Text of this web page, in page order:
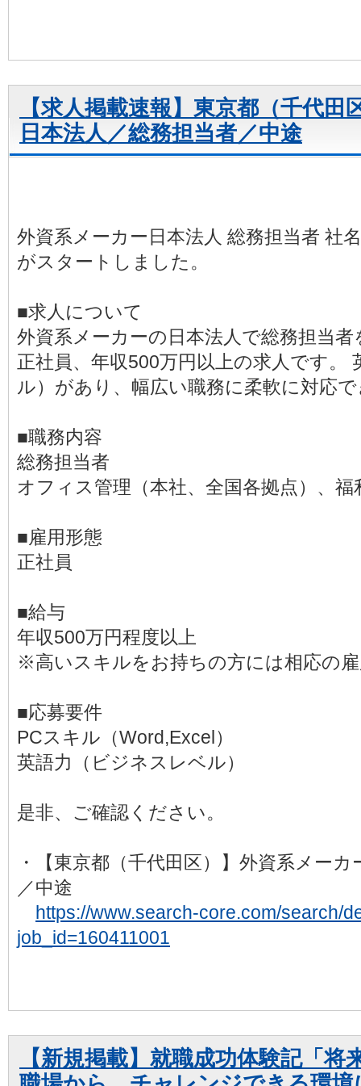
【求人掲載速報】東京都（千代田
日本法人／総務担当者／中途
外資系メーカー日本法人 総務担当者 社
がスタートしました。
■求人について
外資系メーカーの日本法人で総務担当
正社員、年収500万円以上の求人です。
ル）があり、幅広い職務に柔軟に対応
■職務内容
総務担当者
オフィス管理（本社、全国各拠点）、
■雇用形態
正社員
■給与
年収500万円程度以上
※高いスキルをお持ちの方には相応の
■応募要件
PCスキル（Word,Excel）
英語力（ビジネスレベル）
是非、ご確認ください。
・【東京都（千代田区）】外資系メー
／中途
https://www.search-core.com/search/
job_id=160411001
【新規掲載】就職成功体験記「